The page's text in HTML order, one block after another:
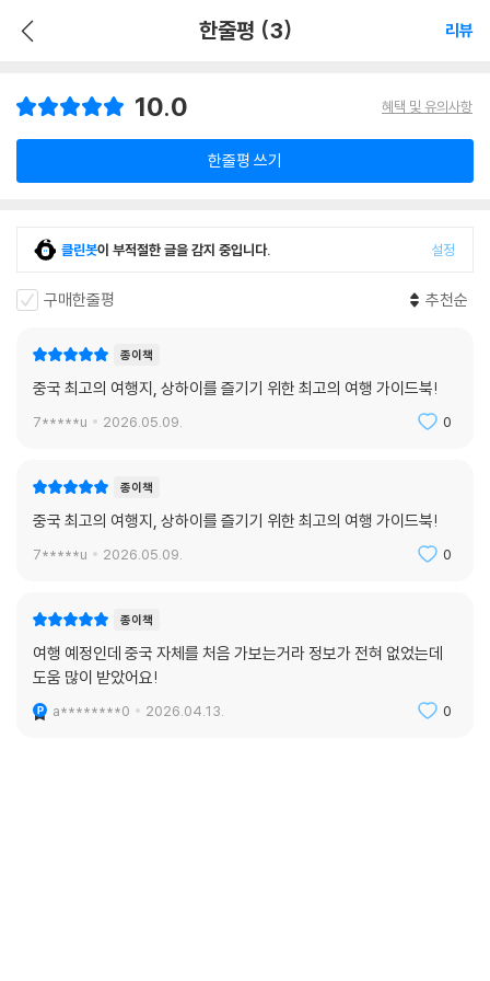
한줄평 (3) 리뷰
10.0 혜택 및 유의사항
한줄평 쓰기
클린봇이 부적절한 글을 감지 중입니다. 설정
구매한줄평 추천순
종이책
중국 최고의 여행지, 상하이를 즐기기 위한 최고의 여행 가이드북!
7*****u 2026.05.09. 0
종이책
중국 최고의 여행지, 상하이를 즐기기 위한 최고의 여행 가이드북!
7*****u 2026.05.09. 0
종이책
여행 예정인데 중국 자체를 처음 가보는거라 정보가 전혀 없었는데
도움 많이 받았어요!
a********0 2026.04.13. 0